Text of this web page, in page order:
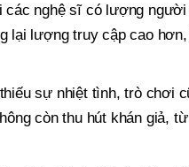
các nghệ sĩ có lượng
lại lượng truy cập cao
sự nhiệt tình, trò chơi
còn thu hút khán giả,